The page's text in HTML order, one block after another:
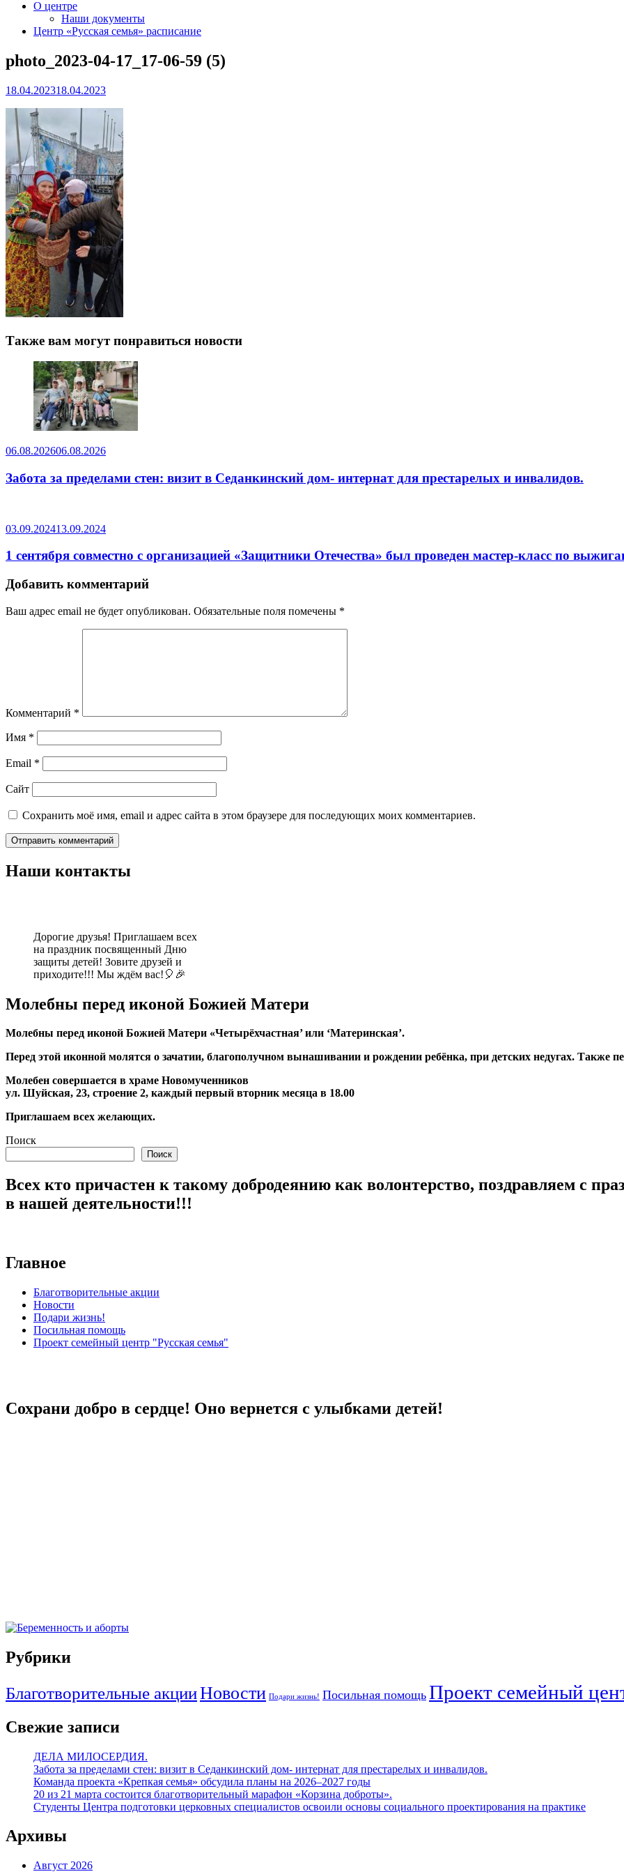
О центре
Наши документы
Центр «Русская семья» расписание
photo_2023-04-17_17-06-59 (5)
18.04.202318.04.2023
Также вам могут понравиться новости
06.08.202606.08.2026
Забота за пределами стен: визит в Седанкинский дом- интернат для престарелых и инвалидов.
03.09.202413.09.2024
1 сентября совместно с организацией «Защитники Отечества» был проведен мастер-класс по
Добавить комментарий
Ваш адрес email не будет опубликован. Обязательные поля помечены *
Комментарий *
Имя *
Email *
Сайт
Сохранить моё имя, email и адрес сайта в этом браузере для последующих моих комментариев.
Наши контакты
Дорогие друзья! Приглашаем всех
на праздник посвященный Дню
защиты детей! Зовите друзей и
приходите!!! Мы ждём вас!🎈🎉
Молебны перед иконой Божией Матери
Молебны перед иконой Божией Матери «Четырёхчастная’ или ‘Материнская’.
Перед этой иконной молятся о зачатии, благополучном вынашивании и рождении ребёнка, при детских недугах. Также
Молебен совершается в храме Новомученников
ул. Шуйская, 23, строение 2, каждый первый вторник месяца в 18.00
Приглашаем всех желающих.
Поиск
Поиск
Всех кто причастен к такому добродеянию как волонтерство, поздравляем с
в нашей деятельности!!!
Главное
Благотворительные акции
Новости
Подари жизнь!
Посильная помощь
Проект семейный центр "Русская семья"
Сохрани добро в сердце! Оно вернется с улыбками детей!
Рубрики
Благотворительные акцииНовости Подари жизнь! Посильная помощь Проект семейный
Свежие записи
ДЕЛА МИЛОСЕРДИЯ.
Забота за пределами стен: визит в Седанкинский дом- интернат для престарелых и инвалидов.
Команда проекта «Крепкая семья» обсудила планы на 2026–2027 годы
20 из 21 марта состоится благотворительный марафон «Корзина доброты».
Студенты Центра подготовки церковных специалистов освоили основы социального проектирования на практике
Архивы
Август 2026